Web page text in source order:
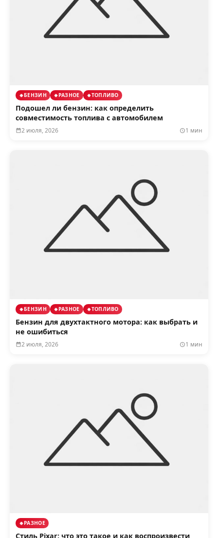
БЕНЗИН РАЗНОЕ ТОПЛИВО
Подошел ли бензин: как определить
совместимость топлива с автомобилем
2 июля, 2026 1 мин
БЕНЗИН РАЗНОЕ ТОПЛИВО
Бензин для двухтактного мотора: как выбрать и
не ошибиться
2 июля, 2026 1 мин
РАЗНОЕ
Стиль Pixar: что это такое и как воспроизвести